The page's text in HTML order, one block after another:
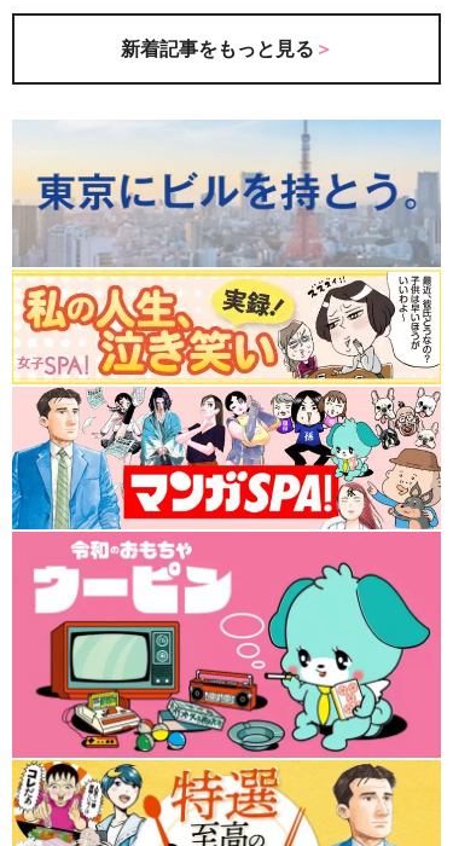
新着記事をもっと見る